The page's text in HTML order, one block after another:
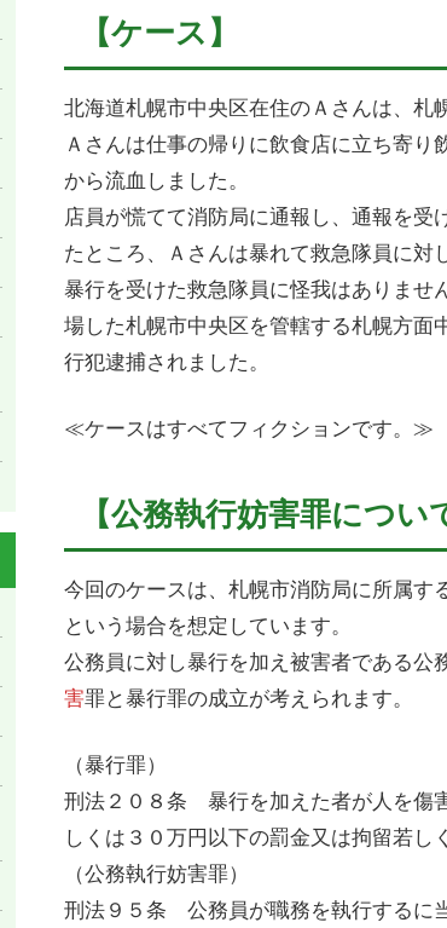
【ケース】
北海道札幌市中央区在住のＡさんは、札
Ａさんは仕事の帰りに飲食店に立ち寄
から流血しました。
店員が慌てて消防局に通報し、通報を
たところ、Ａさんは暴れて救急隊員に対
暴行を受けた救急隊員に怪我はありま
場した札幌市中央区を管轄する札幌方面
行犯逮捕されました。
≪ケースはすべてフィクションです。≫
【公務執行妨害罪につい
今回のケースは、札幌市消防局に所属す
という場合を想定しています。
公務員に対し暴行を加え被害者である公
害罪と暴行罪の成立が考えられます。
（暴行罪）
刑法２０８条 暴行を加えた者が人を傷
しくは３０万円以下の罰金又は拘留若し
（公務執行妨害罪）
刑法９５条 公務員が職務を執行するに